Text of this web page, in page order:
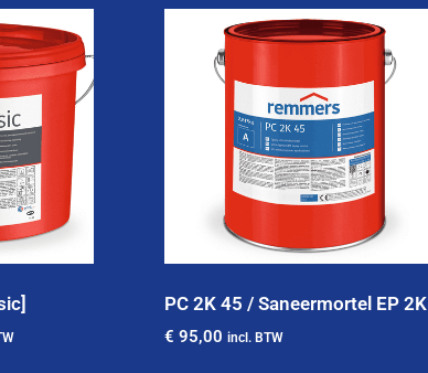
PC 2K 45 / Saneermortel EP 2K
€ 95,00 incl. BTW